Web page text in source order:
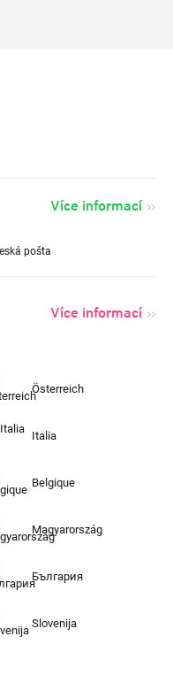
Více informací
Více informací
Österreich
Italia
Belgique
Magyarország
България
Slovenija